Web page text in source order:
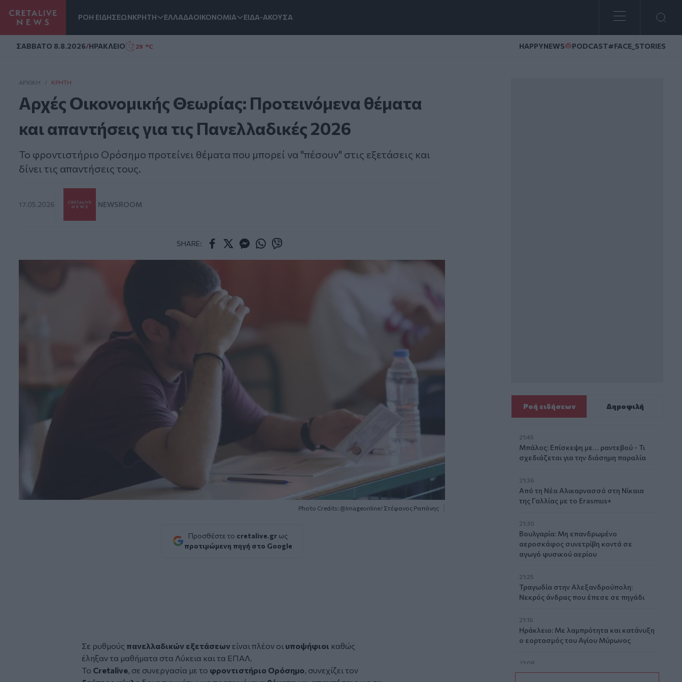
ΡΟΗ ΕΙΔΗΣΕΩΝΚΡΗΤΗ ΕΛΛΑΔΑΟΙΚΟΝΟΜΙΑ ΕΙΔΑ-ΑΚΟΥΣΑ
ΣAΒΒΑΤΟ 8.8.2026/ΗΡΑΚΛΕΙΟ 29 °C HAPPYNEWS PODCAST#FACE_STORIES
ΑΡΧΙΚΗ / ΚΡΉΤΗ
Αρχές Οικονομικής Θεωρίας: Προτεινόμενα θέματα
και απαντήσεις για τις Πανελλαδικές 2026
Το φροντιστήριο Ορόσημο προτείνει θέματα που μπορεί να "πέσουν" στις εξετάσεις και
δίνει τις απαντήσεις τους.
17.05.2026 NEWSROOM
SHARE:
Photo Credits: @Imageonline/ Στέφανος Ραπάνης
Προσθέστε το cretalive.gr ως
προτιμώμενη πηγή στο Google
Σε ρυθμούς πανελλαδικών εξετάσεων είναι πλέον οι υποψήφιοι καθώς
έληξαν τα μαθήματα στα Λύκεια και τα ΕΠΑΛ.
Το Cretalive, σε συνεργασία με το φροντιστήριο Ορόσημο, συνεχίζει τον
Ροή ειδήσεων Δημοφιλή
21:45
Μπάλος: Επίσκεψη με… ραντεβού - Τι
σχεδιάζεται για την διάσημη παραλία
21:36
Από τη Νέα Αλικαρνασσό στη Νίκαια
της Γαλλίας με το Erasmus+
21:30
Βουλγαρία: Μη επανδρωμένο
αεροσκάφος συνετρίβη κοντά σε
αγωγό φυσικού αερίου
21:25
Τραγωδία στην Αλεξανδρούπολη:
Νεκρός άνδρας που έπεσε σε πηγάδι
21:16
Ηράκλειο: Με λαμπρότητα και κατάνυξη
ο εορτασμός του Αγίου Μύρωνος
21:08
Κομοτηνή: Στο νοσοκομείο ανήλικος